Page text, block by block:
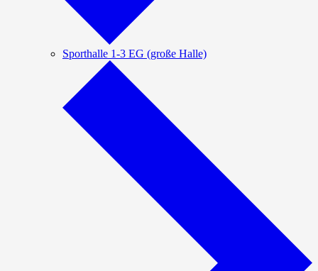
Sporthalle 1-3 EG (große Halle)